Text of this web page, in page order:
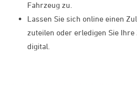
Fahrzeug zu.
Lassen Sie sich online einen
zuteilen oder erledigen Sie
digital.